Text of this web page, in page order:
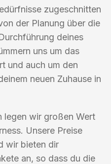
zugeschnitten
der Planung über die
deines
uns um das
und auch um den
neuen Zuhause in
legen wir großen Wert
Unsere Preise
wir bieten dir
an, so dass du die